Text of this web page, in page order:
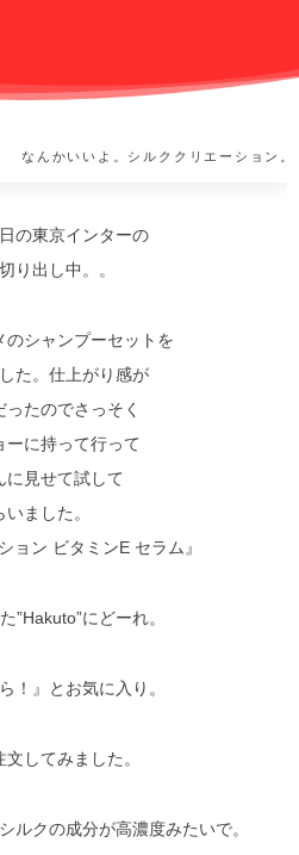
なんかいいよ。シルククリエーション。
の東京インターの
り出し中。。
のシャンプーセットを
た。仕上がり感が
ったのでさっそく
ーに持って行って
に見せて試して
いました。
ョン ビタミンE セラム』
”Hakuto”にどーれ。
！』とお気に入り。
文してみました。
ルクの成分が高濃度みたいで。